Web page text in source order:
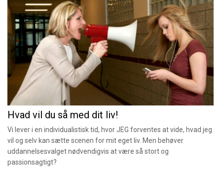
Hvad vil du så med dit liv!
Vi lever i en individualistisk tid, hvor JEG forventes at vide, hvad jeg
vil og selv kan sætte scenen for mit eget liv. Men behøver
uddannelsesvalget nødvendigvis at være så stort og
passionsagtigt?